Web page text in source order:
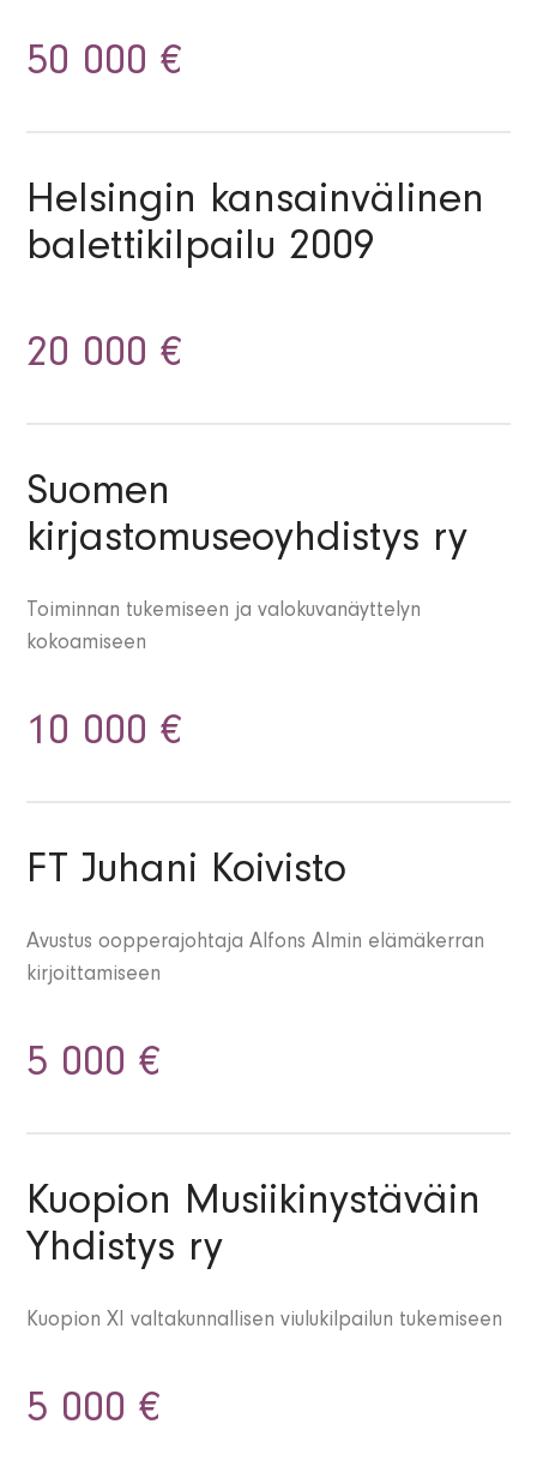
50 000 €
Helsingin kansainvälinen
balettikilpailu 2009
20 000 €
Suomen
kirjastomuseoyhdistys ry
Toiminnan tukemiseen ja valokuvanäyttelyn
kokoamiseen
10 000 €
FT Juhani Koivisto
Avustus oopperajohtaja Alfons Almin elämäkerran
kirjoittamiseen
5 000 €
Kuopion Musiikinystäväin
Yhdistys ry
Kuopion XI valtakunnallisen viulukilpailun tukemiseen
5 000 €